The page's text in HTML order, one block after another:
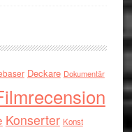
Deckare Dokumentär
Konserter Konst